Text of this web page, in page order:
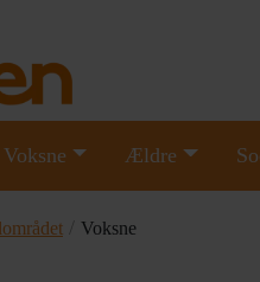
Voksne Ældre
Voksne